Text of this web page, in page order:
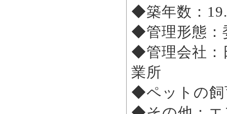
◆築年数：
◆管理形態
◆管理会社：
業所
◆ペットの